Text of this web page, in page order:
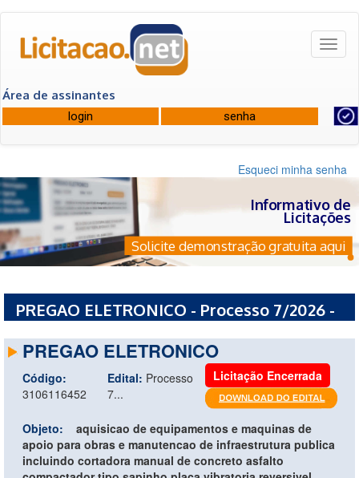
Área de assinantes
Esqueci minha senha
Informativo de
Licitações
Solicite demonstração gratuita aqui
PREGAO ELETRONICO - Processo 7/2026 -
PREGAO ELETRONICO
Código:
3106116452
Edital: Processo
7...
Licitação Encerrada
Objeto:
aquisicao de equipamentos e maquinas de
apoio para obras e manutencao de infraestrutura publica
incluindo cortadora manual de concreto asfalto